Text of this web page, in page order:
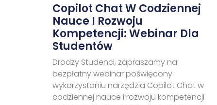
Copilot Chat W Codziennej
Nauce I Rozwoju
Kompetencji: Webinar Dla
Studentów
Drodzy Studenci, zapraszamy na
bezpłatny webinar poświęcony
wykorzystaniu narzędzia Copilot Chat w
codziennej nauce i rozwoju kompetencji.